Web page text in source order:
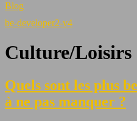
Blog
be-developer2-v4
Culture/Loisirs
Quels sont les plus
à ne pas manquer ?